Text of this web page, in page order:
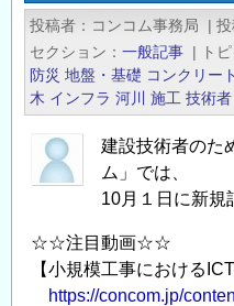
ル
テ
ィ
ン
グ
企
業
会
（11/20）
投稿者 コンコム事務局 |
セクション
一般記事 | ト
防災 地盤・基礎 コンクリート
木 インフラ 河川 施工 技術者
建設技術者のた
ム」では、
10月１日に新規
☆☆注目動画☆☆
【小規模工事におけるICT
https://concom.jp/